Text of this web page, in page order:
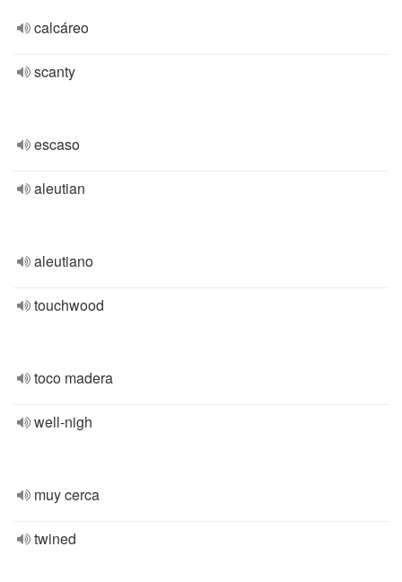
calcáreo
scanty
escaso
aleutian
aleutiano
touchwood
toco madera
well-nigh
muy cerca
twined